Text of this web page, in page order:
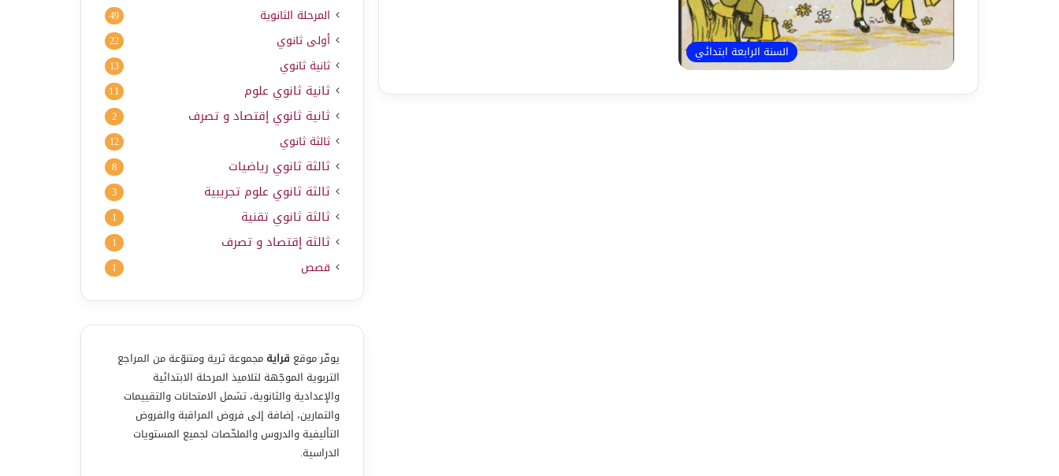
السنة الرابعة ابتدائي
المرحلة الثانوية 49
أولى ثانوي 22
ثانية ثانوي 13
ثانية ثانوي علوم 11
ثانية ثانوي إقتصاد و تصرف 2
ثالثة ثانوي 12
ثالثة ثانوي رياضيات 8
ثالثة ثانوي علوم تجريبية 3
ثالثة ثانوي تقنية 1
ثالثة إقتصاد و تصرف 1
قصص 1
يوفّر موقع قرايةمجموعة ثرية ومتنوّعة من المراجع
التربوية الموجّهة لتلاميذ المرحلة الابتدائية
والإعدادية والثانوية، تشمل الامتحانات والتقييمات
والتمارين، إضافة إلى فروض المراقبة والفروض
التأليفية والدروس والملخّصات لجميع المستويات
الدراسية.